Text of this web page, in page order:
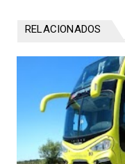
RELACIONADOS